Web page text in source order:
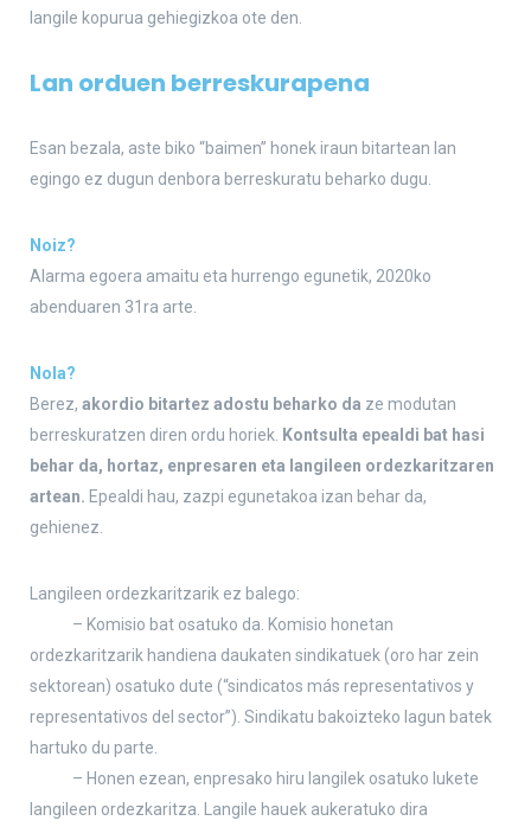
langile kopurua gehiegizkoa ote den.
Lan orduen berreskurapena
Esan bezala, aste biko “baimen” honek iraun bitartean lan
egingo ez dugun denbora berreskuratu beharko dugu.
Noiz?
Alarma egoera amaitu eta hurrengo egunetik, 2020ko
abenduaren 31ra arte.
Nola?
Berez, akordio bitartez adostu beharko da ze modutan
berreskuratzen diren ordu horiek. Kontsulta epealdi bat hasi
behar da, hortaz, enpresaren eta langileen ordezkaritzaren
artean. Epealdi hau, zazpi egunetakoa izan behar da,
gehienez.
Langileen ordezkaritzarik ez balego:
– Komisio bat osatuko da. Komisio honetan
ordezkaritzarik handiena daukaten sindikatuek (oro har zein
sektorean) osatuko dute (“sindicatos más representativos y
representativos del sector”). Sindikatu bakoizteko lagun batek
hartuko du parte.
– Honen ezean, enpresako hiru langilek osatuko lukete
langileen ordezkaritza. Langile hauek aukeratuko dira